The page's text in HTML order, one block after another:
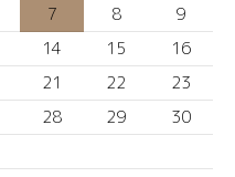
7 8
9
14 15
16
21 22
23
28 29
30